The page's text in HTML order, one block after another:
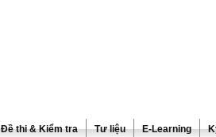
Đề thi & Kiểm tra Tư liệu E-Learning